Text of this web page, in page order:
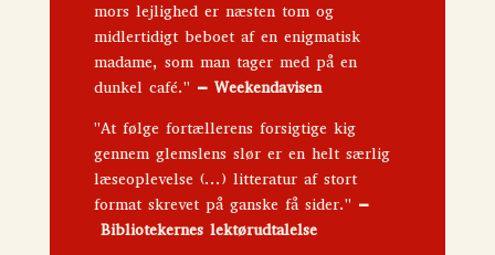
mors lejlighed er næsten tom og
midlertidigt beboet af en enigmatisk
madame, som man tager med på en
dunkel café." –Weekendavisen
"At følge fortællerens forsigtige kig
gennem glemslens slør er en helt særlig
læseoplevelse (...) litteratur af stort
format skrevet på ganske få sider." –
Bibliotekernes lektørudtalelse